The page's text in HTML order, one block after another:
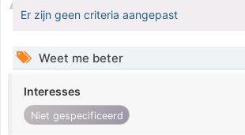
Er zijn geen criteria aangepast
Weet me beter
Interesses
Niet gespecificeerd